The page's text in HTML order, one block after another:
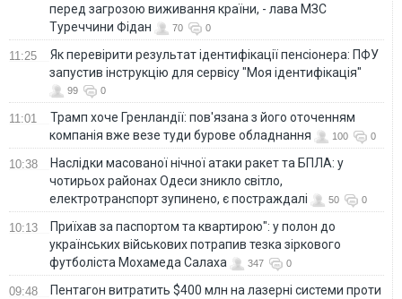
перед загрозою виживання країни, - лава МЗС
Туреччини Фідан
70 0
11:25
Як перевірити результат ідентифікації пенсіонера: ПФУ
запустив інструкцію для сервісу "Моя ідентифікація"
99 0
11:01
Трамп хоче Гренландії: пов'язана з його оточенням
компанія вже везе туди бурове обладнання
100 0
10:38
Наслідки масованої нічної атаки ракет та БПЛА: у
чотирьох районах Одеси зникло світло,
електротранспорт зупинено, є постраждалі
50 0
10:13
Приїхав за паспортом та квартирою": у полон до
українських військових потрапив тезка зіркового
футболіста Мохамеда Салаха
347 0
09:48
Пентагон витратить $400 млн на лазерні системи проти